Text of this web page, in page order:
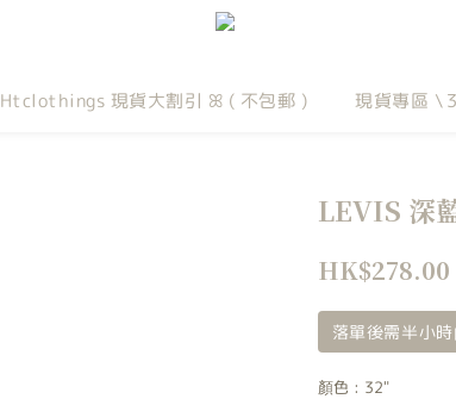
Htclothings 現貨大割引 ꕤ ( 不包郵 ) 現貨專區 \
LEVIS 深
HK$278.00
落單後需半小
顏色 : 32"